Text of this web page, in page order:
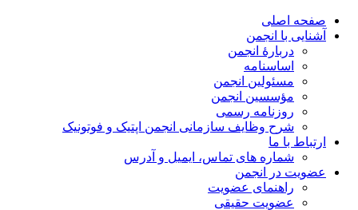
صفحه اصلی
آشنایی با انجمن
دربارۀ انجمن
اساسنامه
مسئولین انجمن
مؤسسین انجمن
روزنامه رسمی
شرح وظایف سازمانی انجمن اپتیک و فوتونیک
ارتباط با ما
شماره های تماس، ایمیل و آدرس
عضویت در انجمن
راهنمای عضویت
عضویت حقیقی